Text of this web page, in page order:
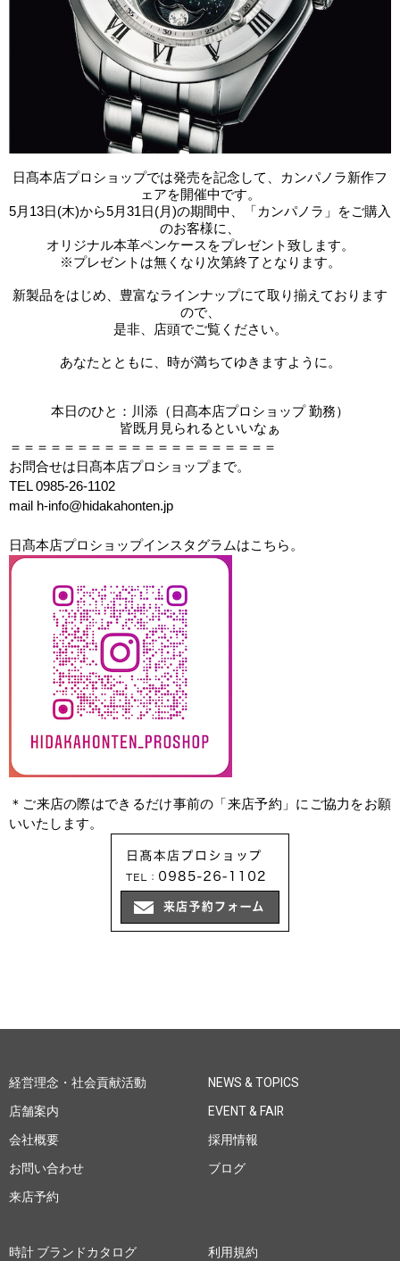
日髙本店プロショップでは発売を記念して、カンパノラ新作フ
ェアを開催中です。
5月13日(木)から5月31日(月)の期間中、「カンパノラ」をご購入
のお客様に、
オリジナル本革ペンケースをプレゼント致します。
※プレゼントは無くなり次第終了となります。
新製品をはじめ、豊富なラインナップにて取り揃えております
ので、
是非、店頭でご覧ください。
あなたとともに、時が満ちてゆきますように。
本日のひと ：川添（日髙本店プロショップ 勤務）
皆既月見られるといいなぁ
＝＝＝＝＝＝＝＝＝＝＝＝＝＝＝＝＝＝＝＝
お問合せは日髙本店プロショップまで。
TEL 0985-26-1102
mail h-info@hidakahonten.jp
日髙本店プロショップインスタグラムはこちら。
＊ご来店の際はできるだけ事前の「来店予約」にご協力をお願
いいたします。
経営理念・社会貢献活動
店舗案内
会社概要
お問い合わせ
来店予約
NEWS & TOPICS
EVENT & FAIR
採用情報
ブログ
時計 ブランドカタログ
利用規約